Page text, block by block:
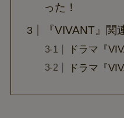
った！
『VIVANT』関
ドラマ『
ドラマ『